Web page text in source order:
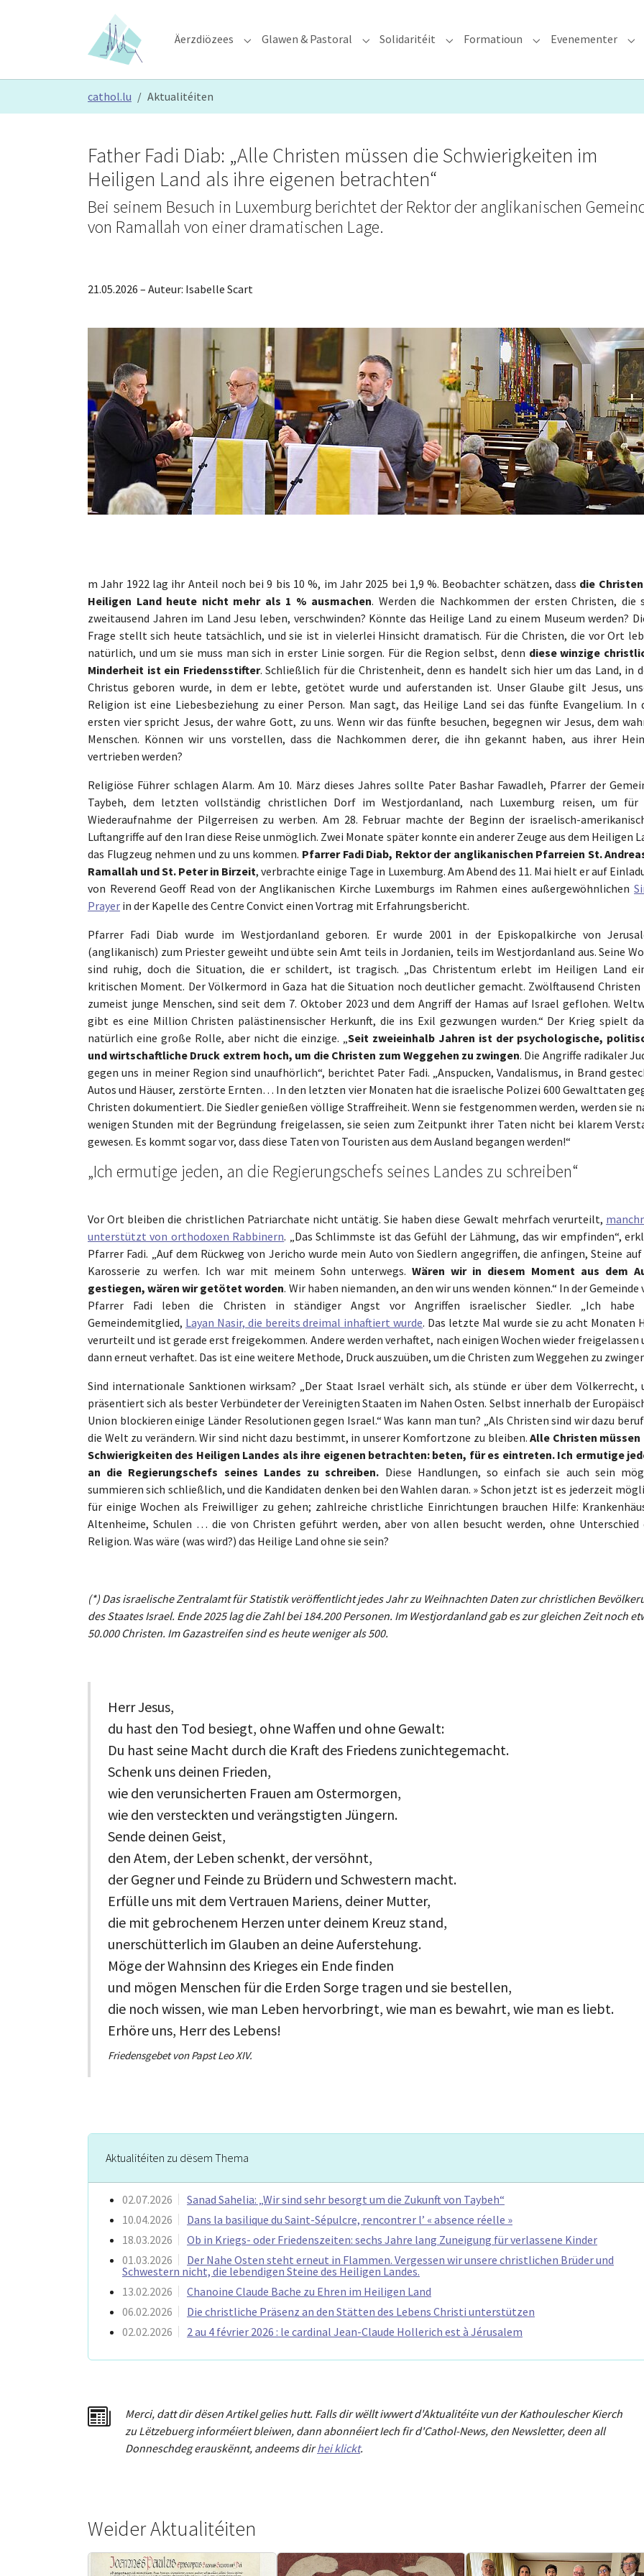
Äerzdiözees Submenu for "Äerzdiözees"
Glawen & Pastoral Submenu for "Glawen & Pastoral"
Solidaritéit Submenu for "Solidaritéit"
Formatioun Submenu for
Evenementer
cathol.lu Aktualitéiten
Show larger version Show larger version Show larger version
Father Fadi Diab: „Alle Christen müssen die Schwierigkeiten im
Heiligen Land als ihre eigenen betrachten“
Bei seinem Besuch in Luxemburg berichtet der Rektor der anglikanischen
von Ramallah von einer dramatischen Lage.
21.05.2026 – Auteur: Isabelle Scart
m Jahr 1922 lag ihr Anteil noch bei 9 bis 10 %, im Jahr 2025 bei 1,9 %. Beobachter schätzen, dass die
Heiligen Land heute nicht mehr als 1 % ausmachen. Werden die Nachkommen der ersten Christen, die
zweitausend Jahren im Land Jesu leben, verschwinden? Könnte das Heilige Land zu einem Museum werden?
Frage stellt sich heute tatsächlich, und sie ist in vielerlei Hinsicht dramatisch. Für die Christen, die vor Ort
natürlich, und um sie muss man sich in erster Linie sorgen. Für die Region selbst, denn diese winzige
Minderheit ist ein Friedensstifter. Schließlich für die Christenheit, denn es handelt sich hier um das Land, in
Christus geboren wurde, in dem er lebte, getötet wurde und auferstanden ist. Unser Glaube gilt Jesus,
Religion ist eine Liebesbeziehung zu einer Person. Man sagt, das Heilige Land sei das fünfte Evangelium. In
ersten vier spricht Jesus, der wahre Gott, zu uns. Wenn wir das fünfte besuchen, begegnen wir Jesus, dem
Menschen. Können wir uns vorstellen, dass die Nachkommen derer, die ihn gekannt haben, aus ihrer
vertrieben werden?
Religiöse Führer schlagen Alarm. Am 10. März dieses Jahres sollte Pater Bashar Fawadleh, Pfarrer der
Taybeh, dem letzten vollständig christlichen Dorf im Westjordanland, nach Luxemburg reisen, um für
Wiederaufnahme der Pilgerreisen zu werben. Am 28. Februar machte der Beginn der israelisch-
Luftangriffe auf den Iran diese Reise unmöglich. Zwei Monate später konnte ein anderer Zeuge aus dem Heiligen
das Flugzeug nehmen und zu uns kommen. Pfarrer Fadi Diab, Rektor der anglikanischen Pfarreien St.
Ramallah und St. Peter in Birzeit, verbrachte einige Tage in Luxemburg. Am Abend des 11. Mai hielt er auf
von Reverend Geoff Read von der Anglikanischen Kirche Luxemburgs im Rahmen eines außergewöhnlichen
Prayer in der Kapelle des Centre Convict einen Vortrag mit Erfahrungsbericht.
Pfarrer Fadi Diab wurde im Westjordanland geboren. Er wurde 2001 in der Episkopalkirche von
(anglikanisch) zum Priester geweiht und übte sein Amt teils in Jordanien, teils im Westjordanland aus. Seine
sind ruhig, doch die Situation, die er schildert, ist tragisch. „Das Christentum erlebt im Heiligen Land
kritischen Moment. Der Völkermord in Gaza hat die Situation noch deutlicher gemacht. Zwölftausend Christen
zumeist junge Menschen, sind seit dem 7. Oktober 2023 und dem Angriff der Hamas auf Israel geflohen.
gibt es eine Million Christen palästinensischer Herkunft, die ins Exil gezwungen wurden.“ Der Krieg spielt
natürlich eine große Rolle, aber nicht die einzige. „ Seit zweieinhalb Jahren ist der psychologische,
und wirtschaftliche Druck extrem hoch, um die Christen zum Weggehen zu zwingen. Die Angriffe radikaler
gegen uns in meiner Region sind unaufhörlich“, berichtet Pater Fadi. „Anspucken, Vandalismus, in Brand
Autos und Häuser, zerstörte Ernten… In den letzten vier Monaten hat die israelische Polizei 600 Gewalttaten
Christen dokumentiert. Die Siedler genießen völlige Straffreiheit. Wenn sie festgenommen werden, werden sie
wenigen Stunden mit der Begründung freigelassen, sie seien zum Zeitpunkt ihrer Taten nicht bei klarem
gewesen. Es kommt sogar vor, dass diese Taten von Touristen aus dem Ausland begangen werden!“
„Ich ermutige jeden, an die Regierungschefs seines Landes zu schreiben“
Vor Ort bleiben die christlichen Patriarchate nicht untätig. Sie haben diese Gewalt mehrfach verurteilt,
unterstützt von orthodoxen Rabbinern. „Das Schlimmste ist das Gefühl der Lähmung, das wir empfinden“,
Pfarrer Fadi. „Auf dem Rückweg von Jericho wurde mein Auto von Siedlern angegriffen, die anfingen, Steine auf
Karosserie zu werfen. Ich war mit meinem Sohn unterwegs. Wären wir in diesem Moment aus dem
gestiegen, wären wir getötet worden. Wir haben niemanden, an den wir uns wenden können.“ In der Gemeinde
Pfarrer Fadi leben die Christen in ständiger Angst vor Angriffen israelischer Siedler. „Ich habe
Gemeindemitglied, Layan Nasir, die bereits dreimal inhaftiert wurde. Das letzte Mal wurde sie zu acht Monaten
verurteilt und ist gerade erst freigekommen. Andere werden verhaftet, nach einigen Wochen wieder freigelassen
dann erneut verhaftet. Das ist eine weitere Methode, Druck auszuüben, um die Christen zum Weggehen zu
Sind internationale Sanktionen wirksam? „Der Staat Israel verhält sich, als stünde er über dem Völkerrecht,
präsentiert sich als bester Verbündeter der Vereinigten Staaten im Nahen Osten. Selbst innerhalb der
Union blockieren einige Länder Resolutionen gegen Israel.“ Was kann man tun? „Als Christen sind wir dazu
die Welt zu verändern. Wir sind nicht dazu bestimmt, in unserer Komfortzone zu bleiben.Alle Christen müssen
Schwierigkeiten des Heiligen Landes als ihre eigenen betrachten: beten, für es eintreten. Ich ermutige
an die Regierungschefs seines Landes zu schreiben. Diese Handlungen, so einfach sie auch sein
summieren sich schließlich, und die Kandidaten denken bei den Wahlen daran. » Schon jetzt ist es jederzeit
für einige Wochen als Freiwilliger zu gehen; zahlreiche christliche Einrichtungen brauchen Hilfe:
Altenheime, Schulen … die von Christen geführt werden, aber von allen besucht werden, ohne Unterschied
Religion. Was wäre (was wird?) das Heilige Land ohne sie sein?
(*) Das israelische Zentralamt für Statistik veröffentlicht jedes Jahr zu Weihnachten Daten zur christlichen
des Staates Israel. Ende 2025 lag die Zahl bei 184.200 Personen. Im Westjordanland gab es zur gleichen Zeit noch
50.000 Christen. Im Gazastreifen sind es heute weniger als 500.
Herr Jesus,
du hast den Tod besiegt, ohne Waffen und ohne Gewalt:
Du hast seine Macht durch die Kraft des Friedens zunichtegemacht.
Schenk uns deinen Frieden,
wie den verunsicherten Frauen am Ostermorgen,
wie den versteckten und verängstigten Jüngern.
Sende deinen Geist,
den Atem, der Leben schenkt, der versöhnt,
der Gegner und Feinde zu Brüdern und Schwestern macht.
Erfülle uns mit dem Vertrauen Mariens, deiner Mutter,
die mit gebrochenem Herzen unter deinem Kreuz stand,
unerschütterlich im Glauben an deine Auferstehung.
Möge der Wahnsinn des Krieges ein Ende finden
und mögen Menschen für die Erden Sorge tragen und sie bestellen,
die noch wissen, wie man Leben hervorbringt, wie man es bewahrt, wie man es liebt.
Erhöre uns, Herr des Lebens!
Friedensgebet von Papst Leo XIV.
Aktualitéiten zu dësem Thema
02.07.2026
Sanad Sahelia: „Wir sind sehr besorgt um die Zukunft von Taybeh“
10.04.2026
Dans la basilique du Saint-Sépulcre, rencontrer l’ « absence réelle »
18.03.2026
Ob in Kriegs- oder Friedenszeiten: sechs Jahre lang Zuneigung für verlassene Kinder
01.03.2026
Der Nahe Osten steht erneut in Flammen. Vergessen wir unsere christlichen Brüder und
Schwestern nicht, die lebendigen Steine des Heiligen Landes.
13.02.2026
Chanoine Claude Bache zu Ehren im Heiligen Land
06.02.2026
Die christliche Präsenz an den Stätten des Lebens Christi unterstützen
02.02.2026
2 au 4 février 2026 : le cardinal Jean-Claude Hollerich est à Jérusalem
Merci, dattdir dësen Artikel gelies hutt. Falls dir wëllt iwwert d'Aktualitéite vun der Kathoulescher Kierch
zu Lëtzebuerg informéiert bleiwen, dann abonnéiert Iech fir d'Cathol-News, den Newsletter, deen all
Donneschdeg erauskënnt, andeems dirhei klickt.
Weider Aktualitéiten